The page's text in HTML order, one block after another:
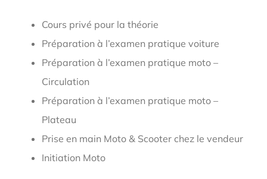
Cours privé pour la théorie
Préparation à l’examen pratique voiture
Préparation à l’examen pratique moto –
Circulation
Préparation à l’examen pratique moto –
Plateau
Prise en main Moto & Scooter chez le vendeur
Initiation Moto